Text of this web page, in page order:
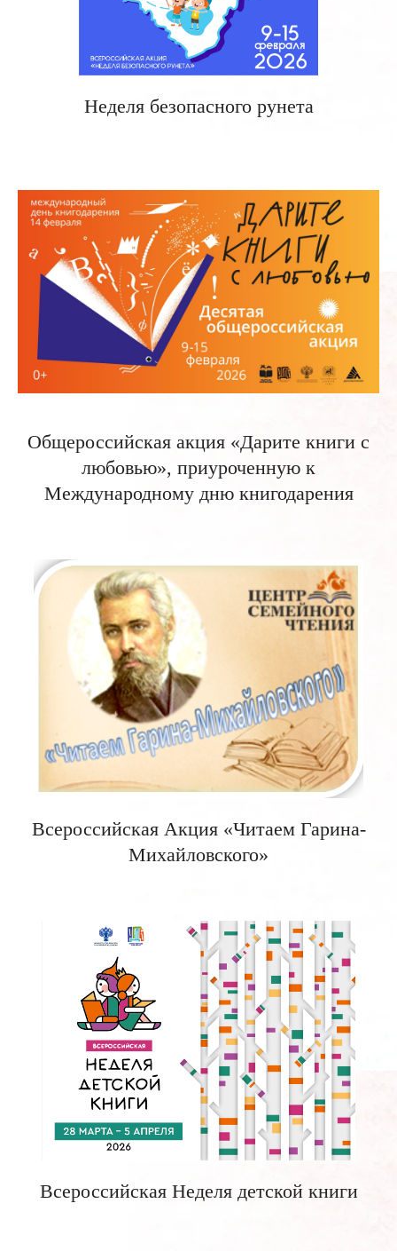
Неделя безопасного рунета
Общероссийская акция «Дарите книги с
любовью», приуроченную к
Международному дню книгодарения
Всероссийская Акция «Читаем Гарина-
Михайловского»
Всероссийская Неделя детской книги